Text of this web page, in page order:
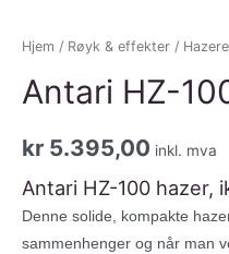
Hjem / Røyk & effekter / Hazere
Antari HZ-
kr 5.395,00 inkl. mva
Antari HZ-100 hazer,
Denne solide, kompakte
sammenhenger og når man